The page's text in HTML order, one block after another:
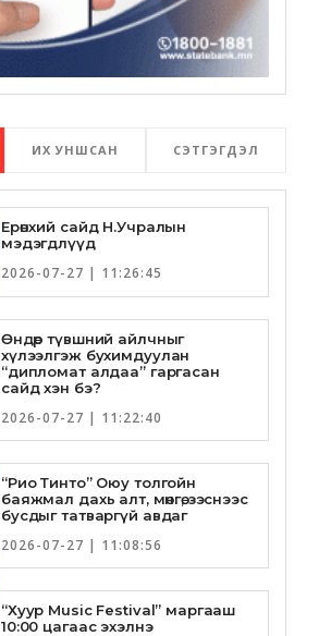
ИХ УНШСАН СЭТГЭГДЭЛ
Ерөнхий сайд Н.Учралын
мэдэгдлүүд
2026-07-27 | 11:26:45
Өндөр түвшний айлчныг
хүлээлгэж бухимдуулан
“дипломат алдаа” гаргасан
сайд хэн бэ?
2026-07-27 | 11:22:40
“Рио Тинто” Оюу толгойн
баяжмал дахь алт, мөнгө, зэснээс
бусдыг татваргүй авдаг
2026-07-27 | 11:08:56
“Хуур Music Festival” маргааш
10:00 цагаас эхэлнэ